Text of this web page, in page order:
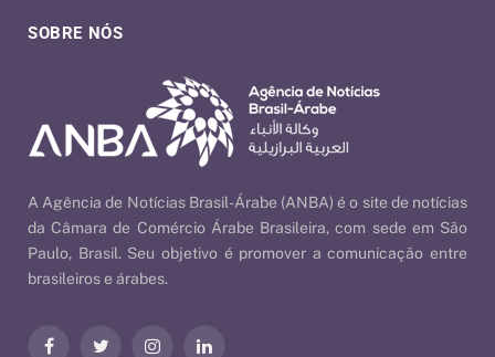
SOBRE NÓS
A Agência de Notícias Brasil-Árabe (ANBA) é o site de notícias
da Câmara de Comércio Árabe Brasileira, com sede em São
Paulo, Brasil. Seu objetivo é promover a comunicação entre
brasileiros e árabes.